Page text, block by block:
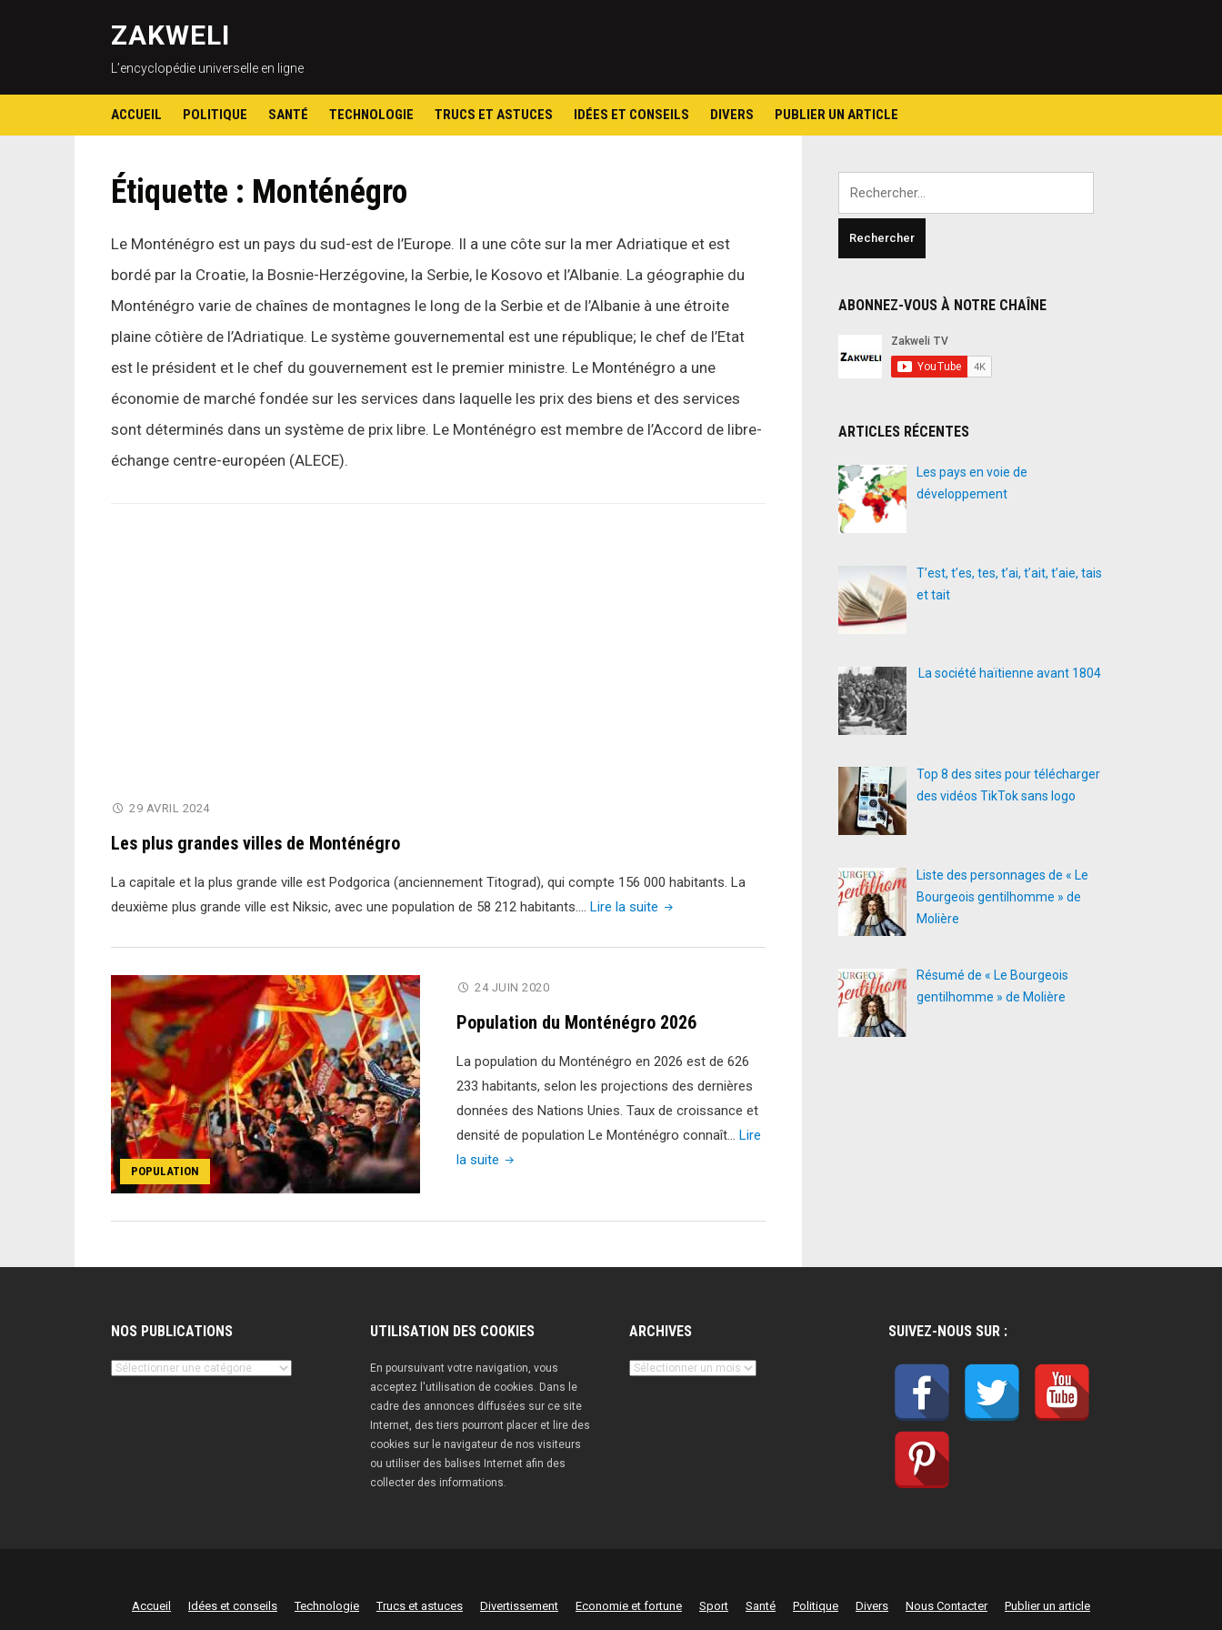
ZAKWELI
L’encyclopédie universelle en ligne
ACCUEIL POLITIQUE SANTÉ TECHNOLOGIE TRUCS ET ASTUCES IDÉES ET CONSEILS DIVERS PUBLIER UN ARTICLE
Étiquette : Monténégro
Le Monténégro est un pays du sud-est de l’Europe. Il a une côte sur la mer Adriatique et est
bordé par la Croatie, la Bosnie-Herzégovine, la Serbie, le Kosovo et l’Albanie. La géographie du
Monténégro varie de chaînes de montagnes le long de la Serbie et de l’Albanie à une étroite
plaine côtière de l’Adriatique. Le système gouvernemental est une république; le chef de l’Etat
est le président et le chef du gouvernement est le premier ministre. Le Monténégro a une
économie de marché fondée sur les services dans laquelle les prix des biens et des services
sont déterminés dans un système de prix libre. Le Monténégro est membre de l’Accord de libre-
échange centre-européen (ALECE).
29 AVRIL 2024
Les plus grandes villes de Monténégro
La capitale et la plus grande ville est Podgorica (anciennement Titograd), qui compte 156 000 habitants. La
deuxième plus grande ville est Niksic, avec une population de 58 212 habitants.… Lire la suite "Les
Monténégro"
POPULATION
24 JUIN 2020
Population du Monténégro 2026
La population du Monténégro en 2026 est de 626
233 habitants, selon les projections des dernières
données des Nations Unies. Taux de croissance et
densité de population Le Monténégro connaît… Lire
la suite "Population
ABONNEZ-VOUS À NOTRE CHAÎNE
ARTICLES RÉCENTES
Les pays en voie de
développement
T’est, t’es, tes, t’ai, t’ait, t’aie, tais
et tait
La société haïtienne avant 1804
Top 8 des sites pour télécharger
des vidéos TikTok sans logo
Liste des personnages de « Le
Bourgeois gentilhomme » de
Molière
Résumé de « Le Bourgeois
gentilhomme » de Molière
NOS PUBLICATIONS
Nos
UTILISATION DES COOKIES
En poursuivant votre navigation, vous
acceptez l'utilisation de cookies. Dans le
cadre des annonces diffusées sur ce site
Internet, des tiers pourront placer et lire des
cookies sur le navigateur de nos visiteurs
ou utiliser des balises Internet afin des
collecter des informations.
ARCHIVES
Archives
SUIVEZ-NOUS SUR :
Accueil Idées et conseils Technologie Trucs et astuces Divertissement Economie et fortune Sport Santé Politique Divers Nous Contacter Publier un article